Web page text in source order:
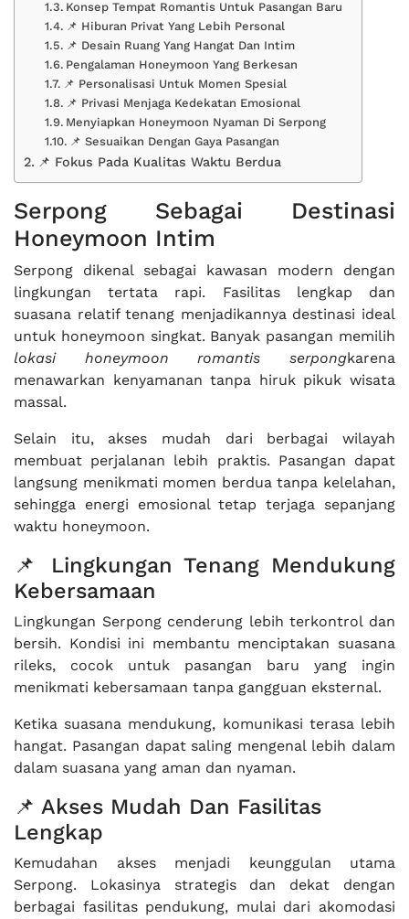
Konsep Tempat Romantis Untuk Pasangan Baru
📌 Hiburan Privat Yang Lebih Personal
📌 Desain Ruang Yang Hangat Dan Intim
Pengalaman Honeymoon Yang Berkesan
📌 Personalisasi Untuk Momen Spesial
📌 Privasi Menjaga Kedekatan Emosional
Menyiapkan Honeymoon Nyaman Di Serpong
📌 Sesuaikan Dengan Gaya Pasangan
📌 Fokus Pada Kualitas Waktu Berdua
Serpong Sebagai Destinasi
Honeymoon Intim
Serpong dikenal sebagai kawasan modern dengan
lingkungan tertata rapi. Fasilitas lengkap dan
suasana relatif tenang menjadikannya destinasi ideal
untuk honeymoon singkat. Banyak pasangan memilih
lokasi honeymoon romantis serpongkarena
menawarkan kenyamanan tanpa hiruk pikuk wisata
massal.
Selain itu, akses mudah dari berbagai wilayah
membuat perjalanan lebih praktis. Pasangan dapat
langsung menikmati momen berdua tanpa kelelahan,
sehingga energi emosional tetap terjaga sepanjang
waktu honeymoon.
📌 Lingkungan Tenang Mendukung
Kebersamaan
Lingkungan Serpong cenderung lebih terkontrol dan
bersih. Kondisi ini membantu menciptakan suasana
rileks, cocok untuk pasangan baru yang ingin
menikmati kebersamaan tanpa gangguan eksternal.
Ketika suasana mendukung, komunikasi terasa lebih
hangat. Pasangan dapat saling mengenal lebih dalam
dalam suasana yang aman dan nyaman.
📌 Akses Mudah Dan Fasilitas
Lengkap
Kemudahan akses menjadi keunggulan utama
Serpong. Lokasinya strategis dan dekat dengan
berbagai fasilitas pendukung, mulai dari akomodasi